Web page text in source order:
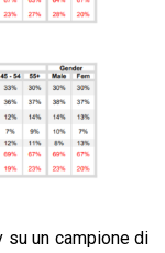
su un campione di